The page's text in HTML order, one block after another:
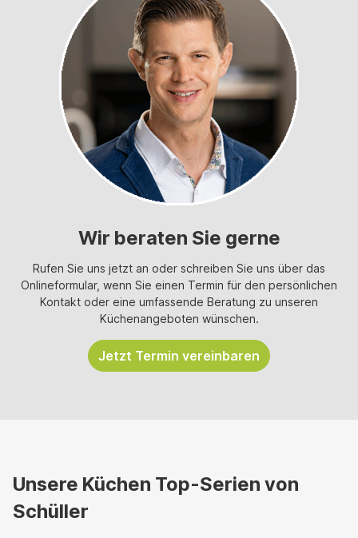
Wir beraten Sie gerne
Rufen Sie uns jetzt an oder schreiben Sie uns über das
Onlineformular, wenn Sie einen Termin für den persönlichen
Kontakt oder eine umfassende Beratung zu unseren
Küchenangeboten wünschen.
Jetzt Termin vereinbaren
Unsere Küchen Top-Serien von
Schüller